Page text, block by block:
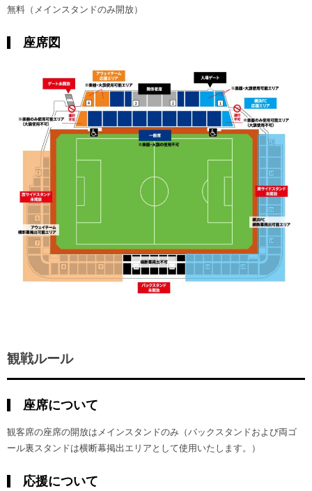
無料（メインスタンドのみ開放）
座席図
観戦ルール
座席について
観客席の座席の開放はメインスタンドのみ（バックスタンドおよび両ゴ
ール裏スタンドは横断幕掲出エリアとして使用いたします。）
応援について